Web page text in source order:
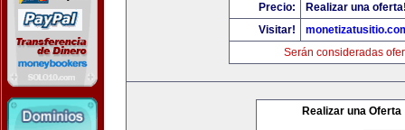
Precio:
Realizar una
Visitar!
Serán consideradas
Realizar una Oferta